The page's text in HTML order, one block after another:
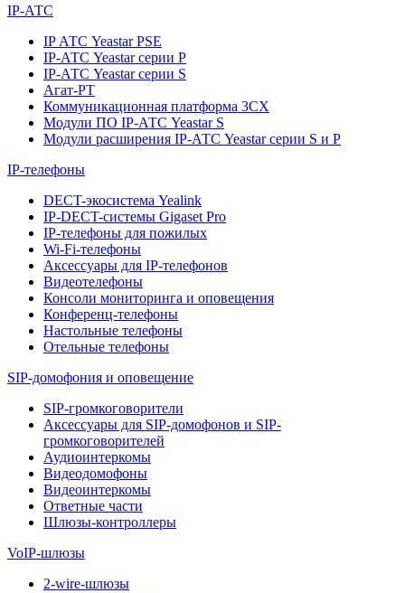
IP-АТС
IP АТС Yeastar PSE
IP-АТС Yeastar серии P
IP-АТС Yeastar серии S
Агат-РТ
Коммуникационная платформа 3CX
Модули ПО IP-АТС Yeastar S
Модули расширения IP-АТС Yeastar серии S и P
IP-телефоны
DECT-экосистема Yealink
IP-DECT-системы Gigaset Pro
IP-телефоны для пожилых
Wi-Fi-телефоны
Аксессуары для IP-телефонов
Видеотелефоны
Консоли мониторинга и оповещения
Конференц-телефоны
Настольные телефоны
Отельные телефоны
SIP-домофония и оповещение
SIP-громкоговорители
Аксессуары для SIP-домофонов и SIP-
громкоговорителей
Аудиоинтеркомы
Видеодомофоны
Видеоинтеркомы
Ответные части
Шлюзы-контроллеры
VoIP-шлюзы
2-wire-шлюзы